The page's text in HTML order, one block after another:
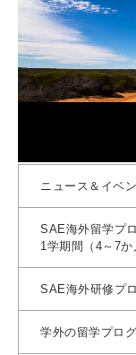
ニュース＆イベ
SAE海外留学プ
1学期間（4～7か
SAE海外研修プ
学外の留学プロ